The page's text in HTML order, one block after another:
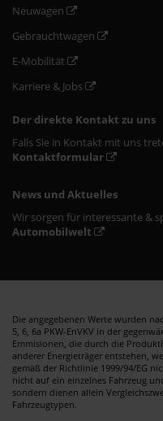
Neuwagen
Gebrauchtwagen
E-Mobilität
Karriere & Jobs
Der direkte Kontakt zu uns
Falls Sie in Kontakt mit uns
Kontaktformular
News und Aktuelles
Wir sorgen für interessante &
Automobilwelt
Die angegebenen Werte wurden
5, 6, 6a PKW-EnVKV in der
Emmisionen, die durch die
anderer Energieträger entstehen,
gemäß der Richtlinie 1999/94/EG
nicht auf ein einzelnes Fahrzeug
sondern dienen allein
Fahrzeugtypen.